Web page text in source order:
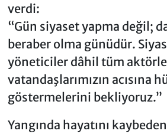
verdi:
“Gün siyaset yapma değil;
beraber olma günüdür.
yöneticiler dâhil tüm
vatandaşlarımızın acısına
göstermelerini bekliyoruz.”
Yangında hayatını